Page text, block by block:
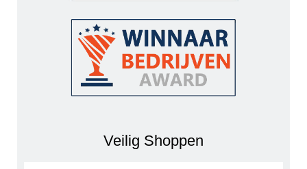
Veilig Shoppen